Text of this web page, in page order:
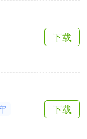
下载
下载